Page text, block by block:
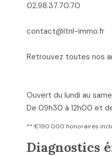
02.98.37.70.70
contact@ltnl-immo.fr
Retrouvez toutes nos
Ouvert du lundi au
De 09h30 à 12h00 et
** €190 000 honoraires
Diagnostics